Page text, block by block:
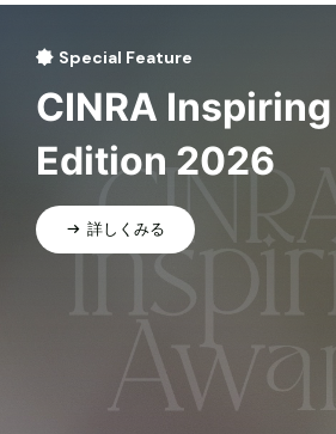
Special Feature
CINRA
Edition 2026
詳しくみる